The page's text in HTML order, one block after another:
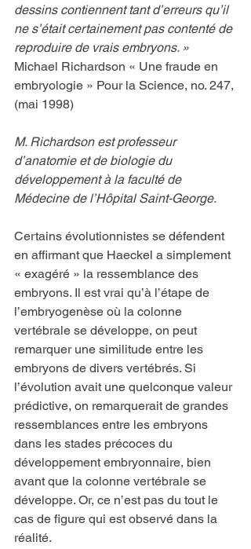
dessins contiennent tant d’erreurs qu’il
ne s’était certainement pas contenté de
reproduire de vrais embryons. »
Michael Richardson « Une fraude en
embryologie » Pour la Science, no. 247,
(mai 1998)
M. Richardson est professeur
d’anatomie et de biologie du
développement à la faculté de
Médecine de l’Hôpital Saint-George.
Certains évolutionnistes se défendent
en affirmant que Haeckel a simplement
« exagéré » la ressemblance des
embryons. Il est vrai qu’à l’étape de
l’embryogenèse où la colonne
vertébrale se développe, on peut
remarquer une similitude entre les
embryons de divers vertébrés. Si
l’évolution avait une quelconque valeur
prédictive, on remarquerait de grandes
ressemblances entre les embryons
dans les stades précoces du
développement embryonnaire, bien
avant que la colonne vertébrale se
développe. Or, ce n’est pas du tout le
cas de figure qui est observé dans la
réalité.